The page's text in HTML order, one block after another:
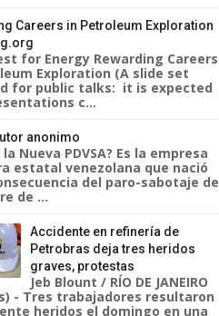
Careers in Petroleum Exploration
for Energy Rewarding Careers
Exploration (A slide set
for public talks: it is expected
c...
anonimo
la Nueva PDVSA? Es la empresa
estatal venezolana que nació
del paro-sabotaje de
de ...
Accidente en refinería de
Petrobras deja tres heridos
graves, protestas
Jeb Blount / RÍO DE JANEIRO
- Tres trabajadores resultaron
heridos el domingo en una